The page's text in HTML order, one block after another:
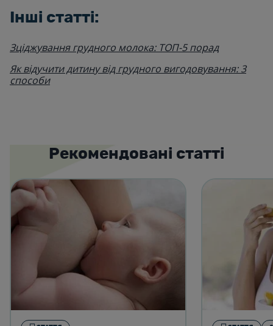
Інші статті:
Зціджування грудного молока: ТОП-5 порад
Як відучити дитину від грудного вигодовування: 3
способи
Рекомендовані статті